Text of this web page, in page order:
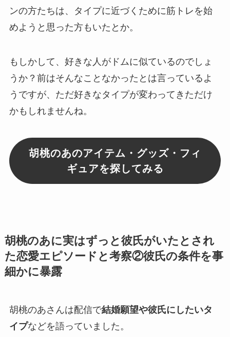
ンの方たちは、タイプに近づくために筋トレを始
めようと思った方もいたとか。
もしかして、好きな人がドムに似ているのでしょ
うか？前はそんなことなかったとは言っているよ
うですが、ただ好きなタイプが変わってきただけ
かもしれませんね。
胡桃のあのアイテム・グッズ・フィ
ギュアを探してみる
胡桃のあに実はずっと彼氏がいたとされ
た恋愛エピソードと考察②彼氏の条件を事
細かに暴露
胡桃のあさんは配信で結婚願望や彼氏にしたいタ
イプなどを語っていました。